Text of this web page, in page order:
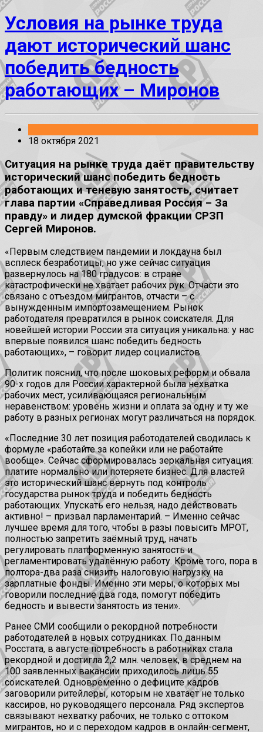
Условия на рынке труда
дают исторический шанс
победить бедность
работающих – Миронов
18 октября 2021
Ситуация на рынке труда даёт правительству
исторический шанс победить бедность
работающих и теневую занятость, считает
глава партии «Справедливая Россия – За
правду» и лидер думской фракции СРЗП
Сергей Миронов.
«Первым следствием пандемии и локдауна был
всплеск безработицы, но уже сейчас ситуация
развернулось на 180 градусов: в стране
катастрофически не хватает рабочих рук. Отчасти это
связано с отъездом мигрантов, отчасти – с
вынужденным импортозамещением. Рынок
работодателя превратился в рынок соискателя. Для
новейшей истории России эта ситуация уникальна: у нас
впервые появился шанс победить бедность
работающих», – говорит лидер социалистов.
Политик пояснил, что после шоковых реформ и обвала
90-х годов для России характерной была нехватка
рабочих мест, усиливающаяся региональным
неравенством: уровень жизни и оплата за одну и ту же
работу в разных регионах могут различаться на порядок.
«Последние 30 лет позиция работодателей сводилась к
формуле «работайте за копейки или не работайте
вообще». Сейчас сформировалась зеркальная ситуация:
платите нормально или потеряете бизнес. Для властей
это исторический шанс вернуть под контроль
государства рынок труда и победить бедность
работающих. Упускать его нельзя, надо действовать
активно! – призвал парламентарий. – Именно сейчас
лучшее время для того, чтобы в разы повысить МРОТ,
полностью запретить заёмный труд, начать
регулировать платформенную занятость и
регламентировать удалённую работу. Кроме того, пора в
полтора-два раза снизить налоговую нагрузку на
зарплатные фонды. Именно эти меры, о которых мы
говорили последние два года, помогут победить
бедность и вывести занятость из тени».
Ранее СМИ сообщили о рекордной потребности
работодателей в новых сотрудниках. По данным
Росстата, в августе потребность в работниках стала
рекордной и достигла 2,2 млн. человек, в среднем на
100 заявленных вакансии приходилось лишь 55
соискателей. Одновременно о дефиците кадров
заговорили ритейлеры, которым не хватает не только
кассиров, но руководящего персонала. Ряд экспертов
связывают нехватку рабочих, не только с оттоком
мигрантов, но и с переходом кадров в онлайн-сегмент,